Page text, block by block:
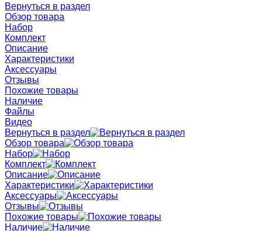
Вернуться в раздел
Обзор товара
Набор
Комплект
Описание
Характеристики
Аксессуары
Отзывы
Похожие товары
Наличие
Файлы
Видео
Вернуться в раздел
Обзор товара
Набор
Комплект
Описание
Характеристики
Аксессуары
Отзывы
Похожие товары
Наличие